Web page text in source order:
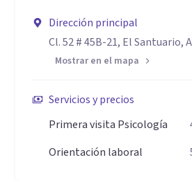
Dirección principal
Cl. 52 # 45B-21, El Santuario,
Mostrar en el mapa
Servicios y precios
Primera visita Psicología
Orientación laboral